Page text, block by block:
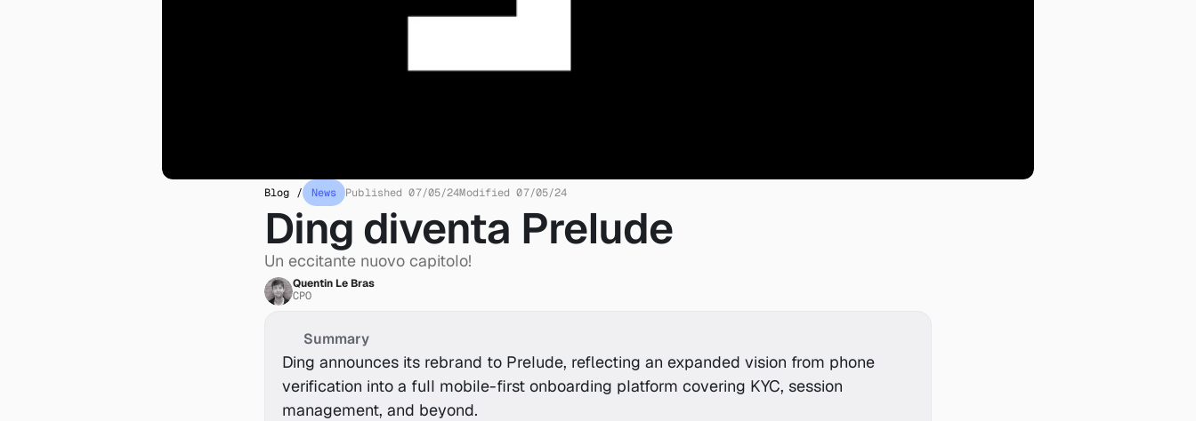
Blog / News Published 07/05/24Modified 07/05/24
Ding diventa Prelude
Un eccitante nuovo capitolo!
Quentin Le Bras
CPO
Summary
Ding announces its rebrand to Prelude, reflecting an expanded vision from phone
verification into a full mobile-first onboarding platform covering KYC, session
management, and beyond.